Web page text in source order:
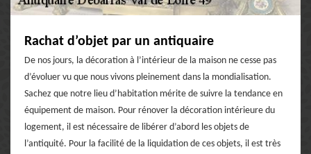
Rachat d’objet par un antiquaire
De nos jours, la décoration à l’intérieur de la maison ne cesse pas
d’évoluer vu que nous vivons pleinement dans la mondialisation.
Sachez que notre lieu d’habitation mérite de suivre la tendance en
équipement de maison. Pour rénover la décoration intérieure du
logement, il est nécessaire de libérer d’abord les objets de
l’antiquité. Pour la facilité de la liquidation de ces objets, il est très